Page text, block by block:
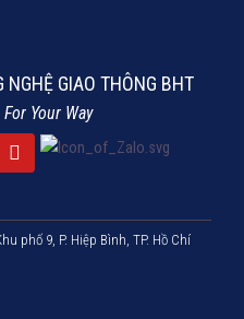
NGHỆ GIAO THÔNG BHT
Your Way
phố 9, P. Hiệp Bình, TP. Hồ Chí